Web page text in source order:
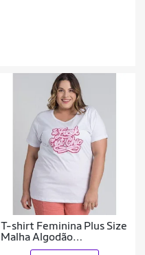
T-shirt Feminina Plus Size
Malha Algodão
Estampada "Le Freak